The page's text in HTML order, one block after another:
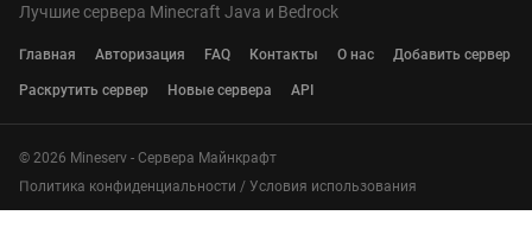
Лучшие сервера Minecraft Java и Bedrock
Главная Авторизация FAQ Контакты О нас Добавить сервер
Раскрутить сервер Новые сервера API
© 2026 Mineserv - Сервера Майнкрафт
Политика конфиденциальности / Условия использования